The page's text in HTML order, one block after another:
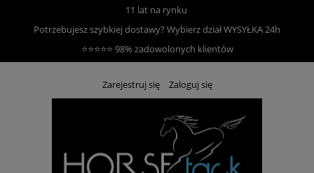
11 lat na rynku
Potrzebujesz szybkiej dostawy? Wybierz działWYSYŁKA 24h
⭐⭐⭐⭐⭐ 98% zadowolonych klientów
Zarejestruj się Zaloguj się